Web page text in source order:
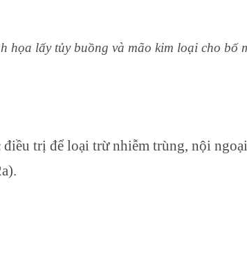
họa lấy tủy buồng và mão kim loại cho bố
trị để loại trừ nhiễm trùng, nội